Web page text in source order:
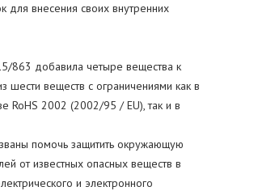
для внесения своих внутренних
863 добавила четыре вещества к
шести веществ с ограничениями как в
RoHS 2002 (2002/95 / EU), так и в
помочь защитить окружающую
от известных опасных веществ в
и электронного